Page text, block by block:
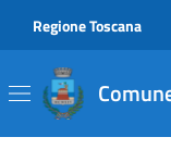
Regione Toscana